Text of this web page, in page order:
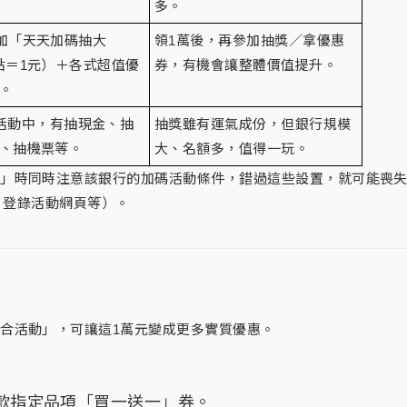
多。
「天天加碼抽大
1元）＋各式超值優
領1萬後，再參加抽獎／拿優惠
券，有機會讓整體價值提升。
動中，有抽現金、抽
抽機票等。
抽獎雖有運氣成份，但銀行規模
大、名額多，值得一玩。
時同時注意該銀行的加碼活動條件，錯過這些設置，就可能喪
錄活動網頁等）。
活動」，可讓這1萬元變成更多實質優惠。
定品項「買一送一」券。